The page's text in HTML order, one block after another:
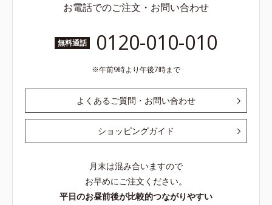
お電話でのご注文・お問い合わせ
無料通話 0120-010-010
午前9時より午後7時まで
よくあるご質問・お問い合わせ
ショッピングガイド
月末は混み合いますので
お早めにご注文ください。
平日のお昼前後が比較的つながりやすい